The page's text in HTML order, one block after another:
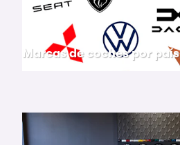
Marcas de coches por país